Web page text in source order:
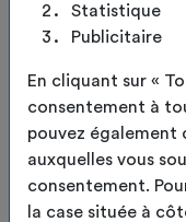
Statistique
Publicitaire
En cliquant sur «
consentement à
pouvez également
auxquelles vous
consentement.
la case située à
Panière
Code de l'article :
Panières
uniquesApportez
authentique à
upcyclées.